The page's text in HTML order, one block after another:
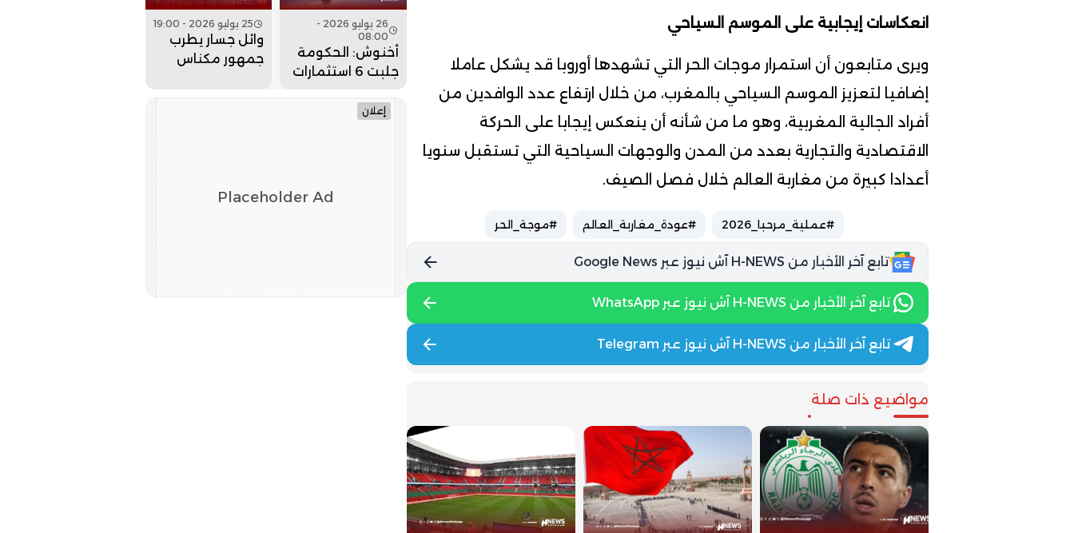
انعكاسات إيجابية على الموسم السياحي
ويرى متابعون أن استمرار موجات الحر التي تشهدها أوروبا قد يشكل عاملا
إضافيا لتعزيز الموسم السياحي بالمغرب، من خلال ارتفاع عدد الوافدين من
أفراد الجالية المغربية، وهو ما من شأنه أن ينعكس إيجابا على الحركة
الاقتصادية والتجارية بعدد من المدن والوجهات السياحية التي تستقبل سنويا
أعدادا كبيرة من مغاربة العالم خلال فصل الصيف.
#عملية_مرحبا_2026 #عودة_مغاربة_العالم #موجة_الحر
تابع آخر الأخبار من H-NEWS آش نيوز عبر Google News
تابع آخر الأخبار من H-NEWS آش نيوز عبر WhatsApp
تابع آخر الأخبار من H-NEWS آش نيوز عبر Telegram
مواضيع ذات صلة
26 يوليو 2026 -
08:00
أخنوش: الحكومة
جلبت 6 استثمارات
وادي الذهب
25 يوليو 2026 - 19:00
وائل جسار يطرب
جمهور مكناس
فيديو
إعلان
Placeholder Ad